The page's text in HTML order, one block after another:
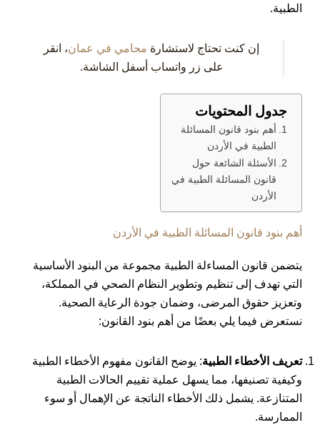
الطبية.
إن كنت تحتاج لاستشارة محامي في عمان، انقر
على زر واتساب أسفل الشاشة.
جدول المحتويات
أهم بنود قانون المسائلة
الطبية في الأردن
الأسئلة الشائعة حول
قانون المسائلة الطبية في
الأردن
أهم بنود قانون المسائلة الطبية في الأردن
يتضمن قانون المساءلة الطبية مجموعة من البنود الأساسية
التي تهدف إلى تنظيم وتطوير النظام الصحي في المملكة،
وتعزيز حقوق المرضى، وضمان جودة الرعاية الصحية.
نستعرض فيما يلي بعضًا من أهم بنود القانون:
تعريف الأخطاء الطبية: يوضح القانون مفهوم الأخطاء الطبية
وكيفية تصنيفها، مما يسهل عملية تقييم الحالات الطبية
المتنازعة. يشمل ذلك الأخطاء الناتجة عن الإهمال أو سوء
الممارسة.